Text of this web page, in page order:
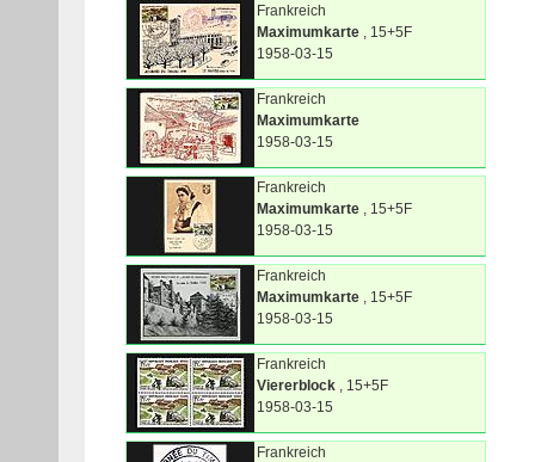
Frankreich
Maximumkarte , 15+5F
1958-03-15
Frankreich
Maximumkarte
1958-03-15
Frankreich
Maximumkarte , 15+5F
1958-03-15
Frankreich
Maximumkarte , 15+5F
1958-03-15
Frankreich
Viererblock , 15+5F
1958-03-15
Frankreich